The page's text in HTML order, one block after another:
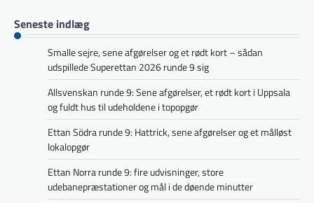
Seneste indlæg
Smalle sejre, sene afgørelser og et rødt kort – sådan
udspillede Superettan 2026 runde 9 sig
Allsvenskan runde 9: Sene afgørelser, et rødt kort i Uppsala
og fuldt hus til udeholdene i topopgør
Ettan Södra runde 9: Hattrick, sene afgørelser og et målløst
lokalopgør
Ettan Norra runde 9: fire udvisninger, store
udebanepræstationer og mål i de døende minutter